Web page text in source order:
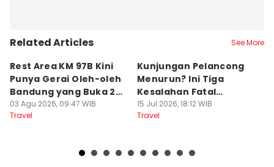
Related Articles See More
Rest Area KM 97B Kini
Punya Gerai Oleh-oleh
Bandung yang Buka 24
Jam
03 Agu 2026, 09:47 WIB
Travel
Kunjungan Pelancong
Menurun? Ini Tiga
Kesalahan Fatal
Pengelola Wisata
15 Jul 2026, 18:12 WIB
Travel